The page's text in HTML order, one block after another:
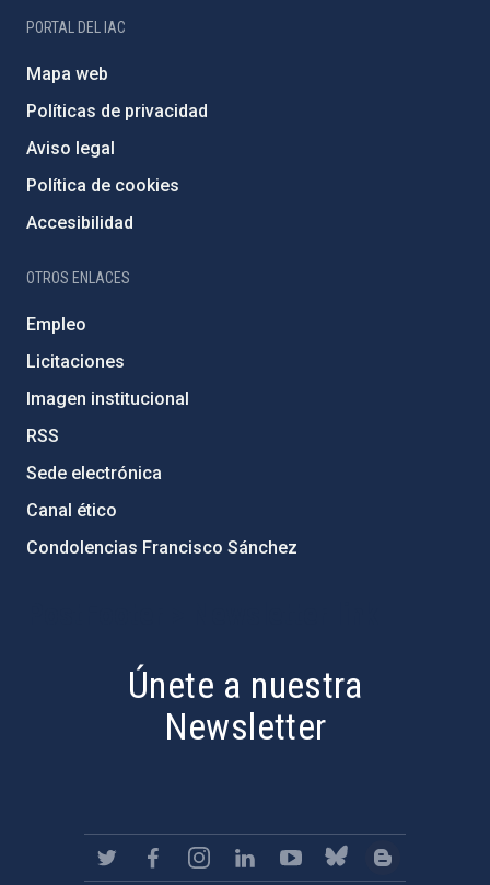
PORTAL DEL IAC
Mapa web
Políticas de privacidad
Aviso legal
Política de cookies
Accesibilidad
OTROS ENLACES
Empleo
Licitaciones
Imagen institucional
RSS
Sede electrónica
Canal ético
Condolencias Francisco Sánchez
Únete a nuestra
Newsletter